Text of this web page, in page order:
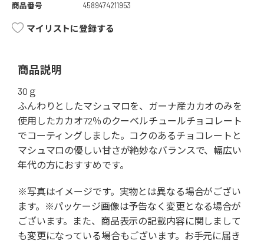
商品番号
4589474211953
マイリストに登録する
商品説明
30ｇ
ふんわりとしたマシュマロを、ガーナ産カカオのみを
使用したカカオ72％のクーベルチュールチョコレート
でコーティングしました。コクのあるチョコレートと
マシュマロの優しい甘さが絶妙なバランスで、幅広い
年代の方におすすめです。
※写真はイメージです。実物とは異なる場合がござい
ます。※パッケージ画像は予告なく変更となる場合が
ございます。また、商品表示の記載内容に関しまして
も変更になっている場合もございます。お手元に届き